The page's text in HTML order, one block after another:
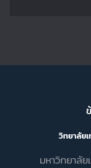
วิทยาลัย
มหาวิทยาลัย